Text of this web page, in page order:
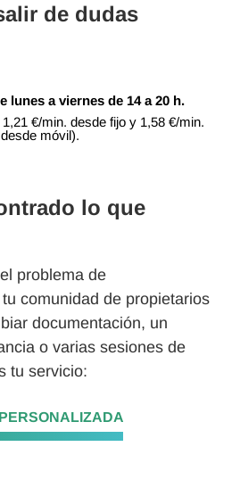
de dudas
lunes a viernes de 14 a 20 h.
€/min. desde fijo y 1,58 €/min.
desde móvil).
lo que
problema de
comunidad de propietarios
documentación, un
o varias sesiones de
tu servicio: